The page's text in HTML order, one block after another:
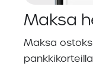
Maksa
Maksa